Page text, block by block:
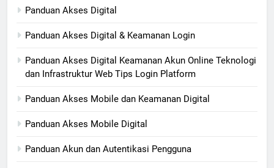
Panduan Akses Digital
Panduan Akses Digital & Keamanan Login
Panduan Akses Digital Keamanan Akun Online Teknologi
dan Infrastruktur Web Tips Login Platform
Panduan Akses Mobile dan Keamanan Digital
Panduan Akses Mobile Digital
Panduan Akun dan Autentikasi Pengguna